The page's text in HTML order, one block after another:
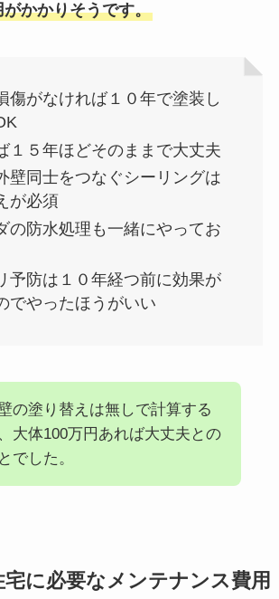
かかりそうです。
傷がなければ１０年で塗装し
１５年ほどそのままで大丈夫
壁同士をつなぐシーリングは
が必須
の防水処理も一緒にやってお
予防は１０年経つ前に効果が
でやったほうがいい
の塗り替えは無しで計算する
大体100万円あれば大丈夫との
でした。
宅に必要なメンテナンス費用